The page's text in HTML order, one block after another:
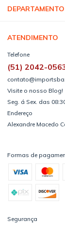
DEPARTAMENTO
ATENDIMENTO
Telefone
(51) 2042-
Visite o nosso Blog!
Seg. á Sex. das
Endereço
Alexandre Macedo
Formas de
Segurança